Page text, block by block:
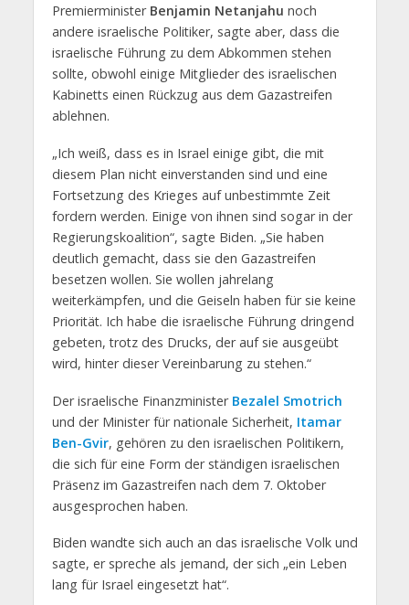
Premierminister Benjamin Netanjahu noch
andere israelische Politiker, sagte aber, dass die
israelische Führung zu dem Abkommen stehen
sollte, obwohl einige Mitglieder des israelischen
Kabinetts einen Rückzug aus dem Gazastreifen
ablehnen.
„Ich weiß, dass es in Israel einige gibt, die mit
diesem Plan nicht einverstanden sind und eine
Fortsetzung des Krieges auf unbestimmte Zeit
fordern werden. Einige von ihnen sind sogar in der
Regierungskoalition“, sagte Biden. „Sie haben
deutlich gemacht, dass sie den Gazastreifen
besetzen wollen. Sie wollen jahrelang
weiterkämpfen, und die Geiseln haben für sie keine
Priorität. Ich habe die israelische Führung dringend
gebeten, trotz des Drucks, der auf sie ausgeübt
wird, hinter dieser Vereinbarung zu stehen.“
Der israelische Finanzminister Bezalel Smotrich
und der Minister für nationale Sicherheit, Itamar
Ben-Gvir, gehören zu den israelischen Politikern,
die sich für eine Form der ständigen israelischen
Präsenz im Gazastreifen nach dem 7. Oktober
ausgesprochen haben.
Biden wandte sich auch an das israelische Volk und
sagte, er spreche als jemand, der sich „ein Leben
lang für Israel eingesetzt hat“.